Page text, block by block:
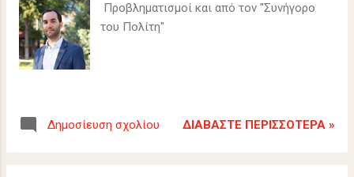
Προβληματισμοί και από τον "Συνήγορο
του Πολίτη"
Δημοσίευση σχολίου ΔΙΑΒΆΣΤΕ ΠΕΡΙΣΣΌΤΕΡΑ »